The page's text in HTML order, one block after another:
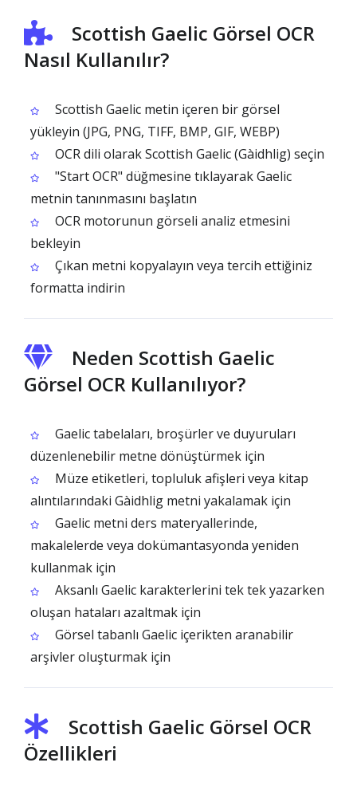
Scottish Gaelic Görsel OCR
Nasıl Kullanılır?
Scottish Gaelic metin içeren bir görsel
yükleyin (JPG, PNG, TIFF, BMP, GIF, WEBP)
OCR dili olarak Scottish Gaelic (Gàidhlig) seçin
"Start OCR" düğmesine tıklayarak Gaelic
metnin tanınmasını başlatın
OCR motorunun görseli analiz etmesini
bekleyin
Çıkan metni kopyalayın veya tercih ettiğiniz
formatta indirin
Neden Scottish Gaelic
Görsel OCR Kullanılıyor?
Gaelic tabelaları, broşürler ve duyuruları
düzenlenebilir metne dönüştürmek için
Müze etiketleri, topluluk afişleri veya kitap
alıntılarındaki Gàidhlig metni yakalamak için
Gaelic metni ders materyallerinde,
makalelerde veya dokümantasyonda yeniden
kullanmak için
Aksanlı Gaelic karakterlerini tek tek yazarken
oluşan hataları azaltmak için
Görsel tabanlı Gaelic içerikten aranabilir
arşivler oluşturmak için
Scottish Gaelic Görsel OCR
Özellikleri